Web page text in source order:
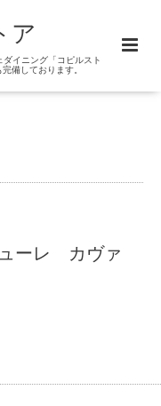
ア
イニング「コピルスト
備しております。
ーレ カヴァ